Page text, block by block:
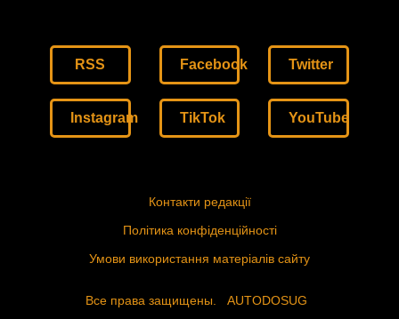
RSS Facebook Twitter
Instagram TikTok YouTube
Контакти редакції
Політика конфіденційності
Умови використання матеріалів сайту
Все права защищены. AUTODOSUG